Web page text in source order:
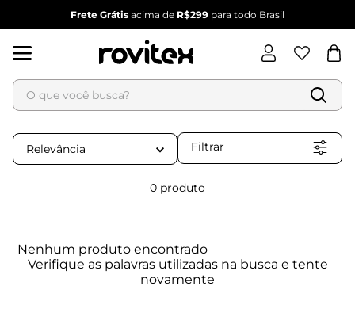
Frete Grátis acima de R$299 para todo Brasil
O que você busca?
Relevância Filtrar
0 produto
Nenhum produto encontrado
Termos mais buscados
1
2º
vestido
6º conjunto feminino